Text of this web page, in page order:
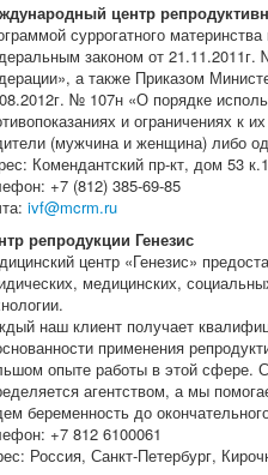
центр
суррогатного
законом от
а также Приказом
№ 107н «О порядке
и ограничениях к
(мужчина и женщина) либо
Комендантский пр-кт, дом 53
+7 (812) 385-69-85
ivf@mcrm.ru
репродукции Генезис
центр «Генезис»
медицинских,
наш клиент получает
применения
опыте работы в этой сфере.
агентством, а мы
беременность до
+7 812 6100061
Россия, Санкт-Петербург,